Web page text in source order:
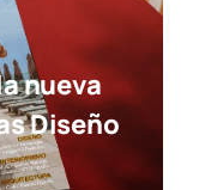
nueva
Diseño